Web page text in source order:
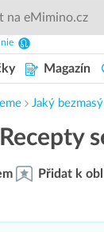
Magazín
Jaký
Přidat k